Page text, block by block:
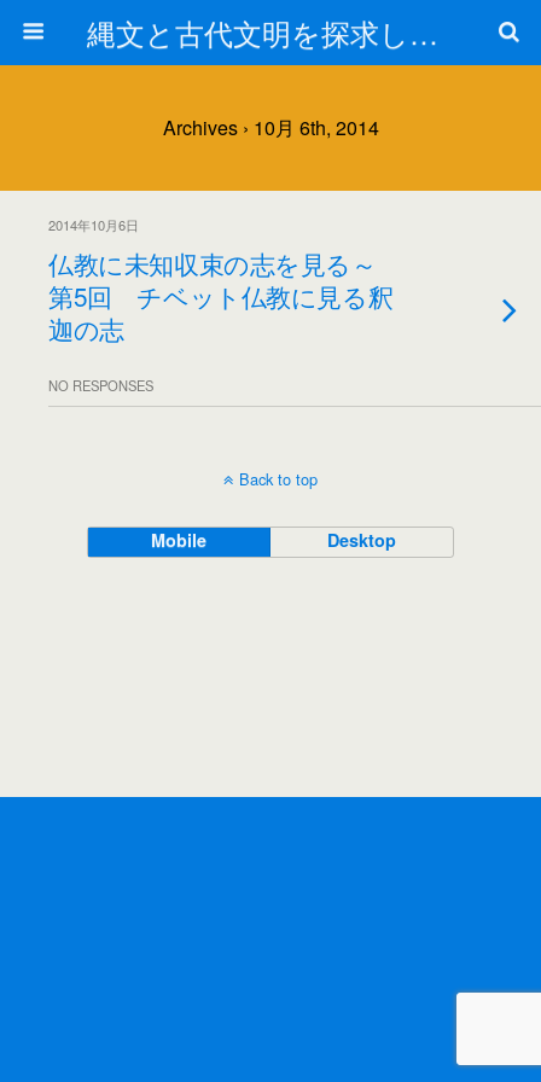
縄文と古代文明を探求しよう！
Archives › 10月 6th, 2014
2014年10月6日
仏教に未知収束の志を見る～
第5回 チベット仏教に見る釈
迦の志
NO RESPONSES
Back to top
Mobile Desktop